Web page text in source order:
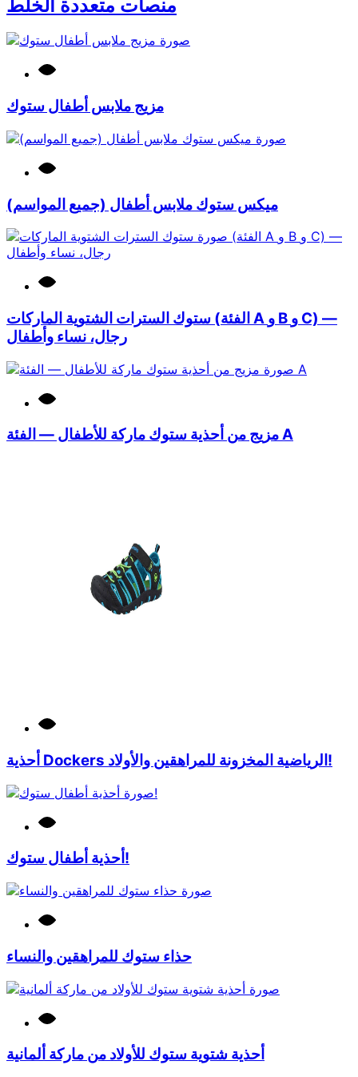
منصات متعددة الخلط
مزيج ملابس أطفال ستوك
ميكس ستوك ملابس أطفال (جميع المواسم)
ستوك السترات الشتوية الماركات (الفئة A و B و C) —
رجال، نساء وأطفال
مزيج من أحذية ستوك ماركة للأطفال — الفئة A
أحذية Dockers الرياضية المخزونة للمراهقين والأولاد!
أحذية أطفال ستوك!
حذاء ستوك للمراهقين والنساء
أحذية شتوية ستوك للأولاد من ماركة ألمانية